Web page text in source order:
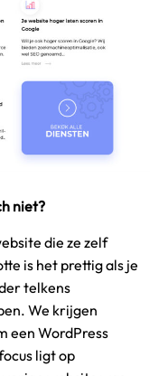
niet?
die ze zelf
is het prettig als je
telkens
We krijgen
een WordPress
ligt op